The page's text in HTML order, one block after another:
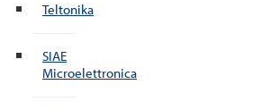
Teltonika
SIAE
Microelettronica